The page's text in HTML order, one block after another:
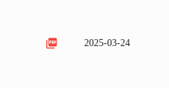
picture_as_pdf 2025-03-24